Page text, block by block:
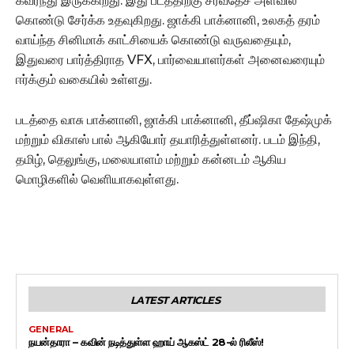
கொண்டு சேர்க்க உதவுகிறது. ஜாக்கி பாக்னானி, உலகத் தரம்
வாய்ந்த சினிமாக் காட்சியைக் கொண்டு வருவதையும்,
இதுவரை பார்த்திராத VFX, பார்வையாளர்கள் அனைவரையும்
ஈர்க்கும் வகையில் உள்ளது.
படத்தை வாசு பாக்னானி, ஜாக்கி பாக்னானி, தீப்ஷிகா தேஷ்முக்
மற்றும் விகாஸ் பால் ஆகியோர் தயாரித்துள்ளனர். படம் இந்தி,
தமிழ், தெலுங்கு, மலையாளம் மற்றும் கன்னடம் ஆகிய
மொழிகளில் வெளியாகவுள்ளது.
LATEST ARTICLES
GENERAL
நயன்தாரா – கவின் நடித்துள்ள ஹாய் ஆகஸ்ட் 28-ல் ரிலீஸ்!